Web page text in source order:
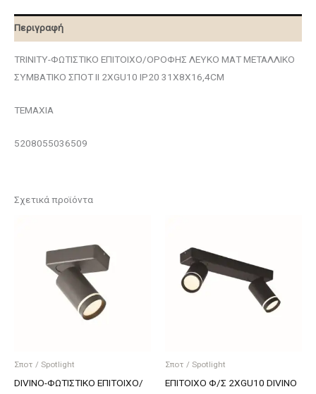
Περιγραφή
TRINITY-ΦΩΤΙΣΤΙΚΟ ΕΠΙΤΟΙΧΟ/ΟΡΟΦΗΣ ΛΕΥΚΟ ΜΑΤ ΜΕΤΑΛΛΙΚΟ
ΣΥΜΒΑΤΙΚΟ ΣΠΟΤ II 2ΧGU10 IP20 31X8X16,4CM
ΤΕΜΑΧΙΑ
5208055036509
Σχετικά προϊόντα
Σποτ / Spotlight
DIVINO-ΦΩΤΙΣΤΙΚΟ ΕΠΙΤΟΙΧΟ/
Σποτ / Spotlight
ΕΠΙΤΟΙΧΟ Φ/Σ 2XGU10 DIVINO